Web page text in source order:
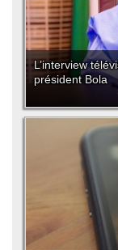
L’interview
président Bola